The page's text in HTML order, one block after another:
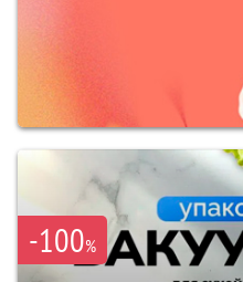
-100%